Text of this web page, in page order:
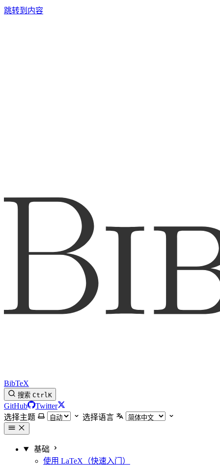
跳转到内容
BibTeX
搜索 CtrlK
GitHub
Twitter
选择主题
选择语言
基础
使用 LaTeX（快速入门）